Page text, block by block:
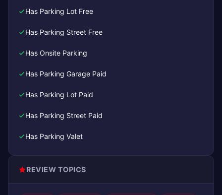
Has Parking Lot Free
Has Parking Street Free
Has Onsite Parking
Has Parking Garage Paid
Has Parking Lot Paid
Has Parking Street Paid
Has Parking Valet
REVIEW TOPICS